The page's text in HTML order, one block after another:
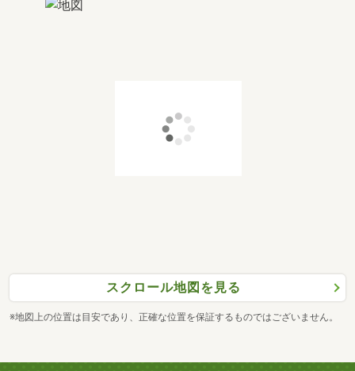
スクロール地図を見る
※地図上の位置は目安であり、正確な位置を保証するものではございません。